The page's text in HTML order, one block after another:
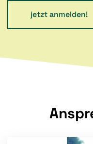
jetzt anmelden!